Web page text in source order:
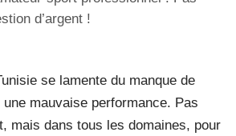
se lamente du manque de
mauvaise performance. Pas
mais dans tous les domaines, pour